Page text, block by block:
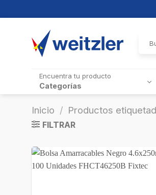
por:
Encuentra tu producto
Categorías
Inicio / Productos
FILTRAR